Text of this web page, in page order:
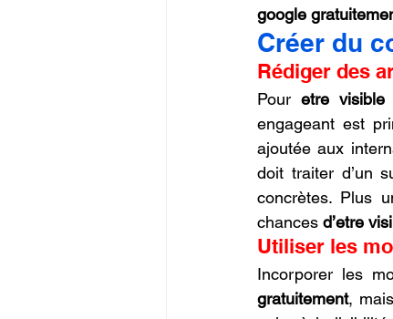
google
Créer du
Rédiger des
Pour etre visible
engageant est
ajoutée aux
doit traiter d’un
concrètes. Plus
chances d’etre
Utiliser les
Incorporer les
gratuitement,